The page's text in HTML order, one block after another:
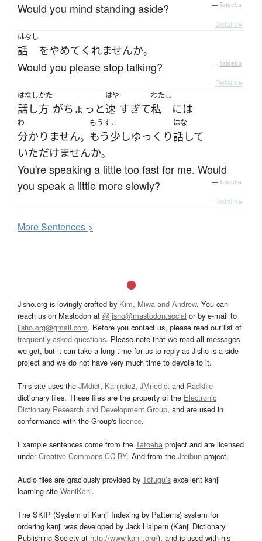
Would you mind standing aside? — Tatoeba
Details ▸
はなし
話 をやめて くれませんか。
Would you please stop talking? — Tatoeba
Details ▸
はなしかた
話し方 がちょっと
はや
速 すぎて
わたし
私 には
わ
分かりません。
もうすこ
もう少しゆっくり
はな
話して
いただけませんか。
You're speaking a little too fast for me. Would
you speak a little more slowly?
— Tatoeba
Details ▸
MoreSentences >
Jisho.org is lovingly crafted by Kim, Miwa and Andrew. You can
reach us on Mastodon at @jisho@mastodon.social or by e-mail to
jisho.org@gmail.com. Before you contact us, please read our list of
frequently asked questions. Please note that we read all messages
we get, but it can take a long time for us to reply as Jisho is a side
project and we do not have very much time to devote to it.
This site uses the JMdict, Kanjidic2, JMnedict and Radkfile
dictionary files. These files are the property of the Electronic
Dictionary Research and Development Group, and are used in
conformance with the Group's licence.
Example sentences come from the Tatoeba project and are licensed
underCreative Commons CC-BY. And from the Jreibun project.
Audio files are graciously provided by Tofugu’s excellent kanji
learning site WaniKani.
The SKIP (System of Kanji Indexing by Patterns) system for
ordering kanji was developed by Jack Halpern (Kanji Dictionary
Publishing Society at http://www.kanji.org/), and is used with his